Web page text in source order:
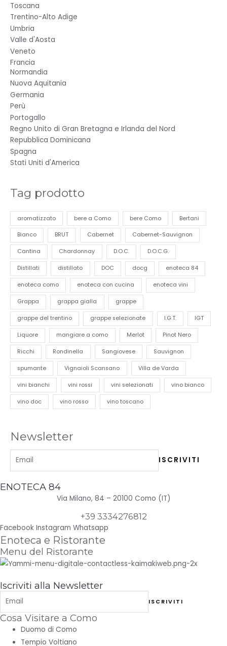
Toscana
Trentino-Alto Adige
Umbria
Valle d'Aosta
Veneto
Francia
Normandia
Nuova Aquitania
Germania
Perù
Portogallo
Regno Unito di Gran Bretagna e Irlanda del Nord
Repubblica Dominicana
Spagna
Stati Uniti d'America
Tag prodotto
aromatizzato bere a Como bere Como Bertani
Bianco BRUT Cabernet Cabernet-Sauvignon
Cantina Chardonnay D.O.C. D.O.C.G.
Distillati distillato DOC docg enoteca 84
enoteca como enoteca con cucina enoteca vini
Grappa grappa gialla grappe
grappe del trentino grappe selezionate I.G.T. IGT
Liquore mangiare a como Merlot Pinot Nero
Ricchi Rondinella Sangiovese Sauvignon
spumante Vignaioli Scansano Villa de Varda
vini bianchi vini rossi vini selezionati vino bianco
vino doc vino rosso vino toscano
Newsletter
ENOTECA 84
Via Milano, 84 – 20100 Como (IT)
+39 3334276812
Facebook Instagram Whatsapp
Enoteca e Ristorante
Menu del Ristorante
Iscriviti alla Newsletter
Cosa Visitare a Como
Duomo di Como
Tempio Voltiano